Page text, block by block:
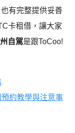
有完整提供妥善
卡租借，讓大家
自駕是跟ToCoo!
約教學與注意事